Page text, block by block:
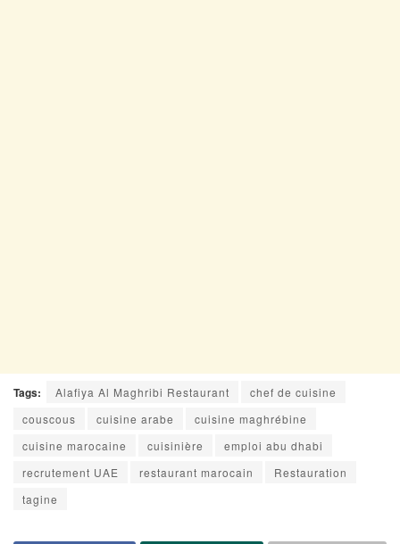
Tags: Alafiya Al Maghribi Restaurant
chef de cuisine
couscous
cuisine arabe
cuisine maghrébine
cuisine marocaine
cuisinière
emploi abu dhabi
recrutement UAE
restaurant marocain
Restauration
tagine